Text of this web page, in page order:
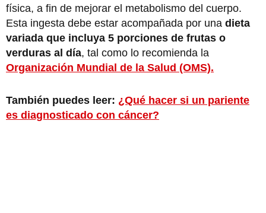
física, a fin de mejorar el metabolismo del cuerpo.
Esta ingesta debe estar acompañada por una dieta
variada que incluya 5 porciones de frutas o
verduras al día, tal como lo recomienda la
Organización Mundial de la Salud (OMS).
También puedes leer: ¿Qué hacer si un pariente
es diagnosticado con cáncer?